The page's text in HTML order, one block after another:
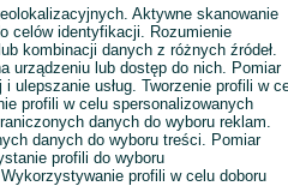
Aktywne skanowanie
celów identyfikacji. Rozumienie
kombinacji danych z różnych źródeł.
urządzeniu lub dostęp do nich. Pomiar
ulepszanie usług. Tworzenie profili w
profili w celu spersonalizowanych
danych do wyboru reklam.
danych do wyboru treści. Pomiar
profili do wyboru
profili w celu doboru